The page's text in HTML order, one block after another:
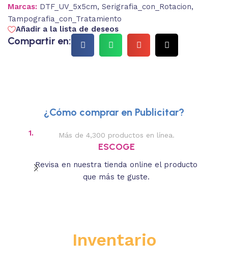
Marcas: DTF_UV_5x5cm, Serigrafia_con_Rotacion,
Tampografia_con_Tratamiento
Añadir a la lista de deseos
Compartir en:
¿Cómo comprar en Publicitar?
1. Más de 4,300 productos en línea.
ESCOGE
Revisa en nuestra tienda online el producto
que más te guste.
Inventario